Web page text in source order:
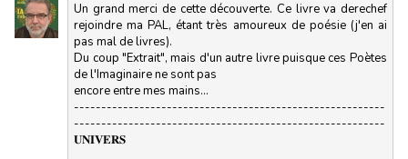
Un grand merci de cette découverte. Ce livre va derechef
rejoindre ma PAL, étant très amoureux de poésie (j'en ai
pas mal de livres).
Du coup "Extrait", mais d'un autre livre puisque ces Poètes
de l'Imaginaire ne sont pas
encore entre mes mains...
---------------------------------------------------------
---------------------------------------------------------
𝐔𝐍𝐈𝐕𝐄𝐑𝐒